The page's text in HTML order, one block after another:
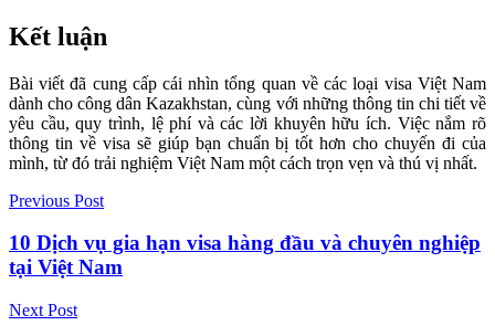
Kết luận
Bài viết đã cung cấp cái nhìn tổng quan về các loại visa Việt Nam
dành cho công dân Kazakhstan, cùng với những thông tin chi tiết về
yêu cầu, quy trình, lệ phí và các lời khuyên hữu ích. Việc nắm rõ
thông tin về visa sẽ giúp bạn chuẩn bị tốt hơn cho chuyến đi của
mình, từ đó trải nghiệm Việt Nam một cách trọn vẹn và thú vị nhất.
Previous Post
10 Dịch vụ gia hạn visa hàng đầu và chuyên nghiệp
tại Việt Nam
Next Post